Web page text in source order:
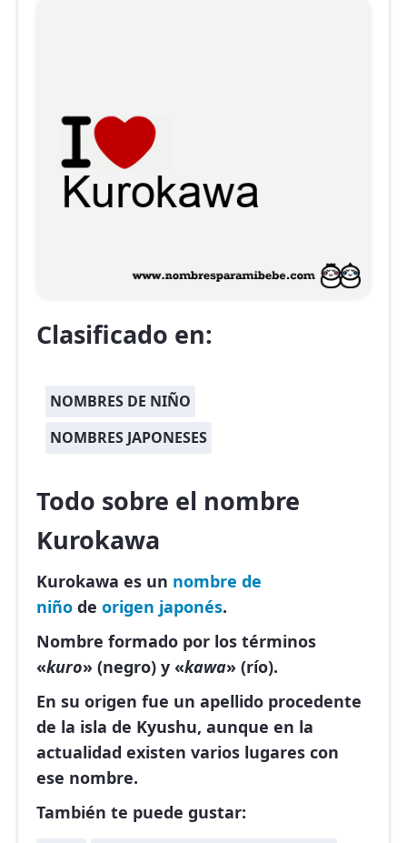
Clasificado en:
NOMBRES DE NIÑO
NOMBRES JAPONESES
Todo sobre el nombre
Kurokawa
Kurokawa es un nombre de
niño de origen japonés.
Nombre formado por los términos
«kuro» (negro) y «kawa» (río).
En su origen fue un apellido procedente
de la isla de Kyushu, aunque en la
actualidad existen varios lugares con
ese nombre.
También te puede gustar: